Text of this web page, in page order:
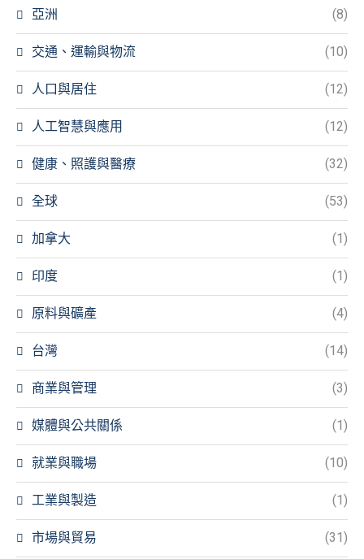
亞洲 (8)
交通、運輸與物流 (10)
人口與居住 (12)
人工智慧與應用 (12)
健康、照護與醫療 (32)
全球 (53)
加拿大 (1)
印度 (1)
原料與礦產 (4)
台灣 (14)
商業與管理 (3)
媒體與公共關係 (1)
就業與職場 (10)
工業與製造 (1)
市場與貿易 (31)